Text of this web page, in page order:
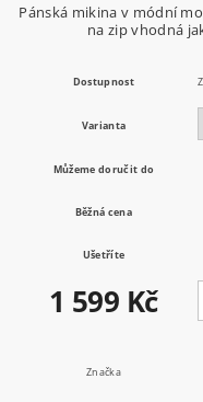
Pánská mikina v módní
na zip vhodná
Dostupnost
Varianta
Můžeme doručit do
Běžná cena
Ušetříte
1 599 Kč
Značka